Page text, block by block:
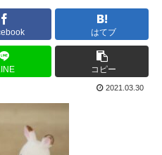
はてブ
コピー
2021.03.30